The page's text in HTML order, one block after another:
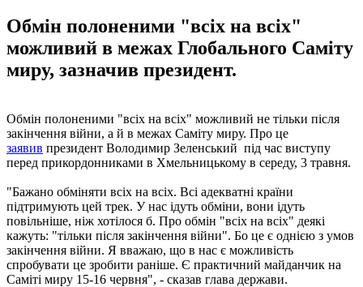
Обмін полоненими "всіх на всіх"
можливий в межах Глобального Саміту
миру, зазначив президент.
Обмін полоненими "всіх на всіх" можливий не тільки після
закінчення війни, а й в межах Саміту миру. Про це
заявив президент Володимир Зеленський під час виступу
перед прикордонниками в Хмельницькому в середу, 3 травня.
"Бажано обміняти всіх на всіх. Всі адекватні країни
підтримують цей трек. У нас ідуть обміни, вони ідуть
повільніше, ніж хотілося б. Про обмін "всіх на всіх" деякі
кажуть: "тільки після закінчення війни". Бо це є однією з умов
закінчення війни. Я вважаю, що в нас є можливість
спробувати це зробити раніше. Є практичний майданчик на
Саміті миру 15-16 червня", - сказав глава держави.